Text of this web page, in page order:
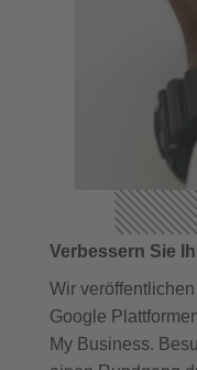
Verbessern Sie
Wir
Google
My Business.